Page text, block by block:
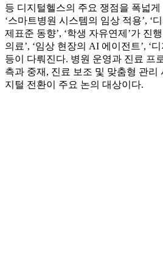
등 디지털헬스의 주요 쟁점을 폭넓
‘스마트병원 시스템의 임상 적용’, ‘
제표준 동향’, ‘학생 자유연제’가 진
의료’, ‘임상 현장의 AI 에이전트’, ‘
등이 다뤄진다. 병원 운영과 진료 프
측과 중재, 진료 보조 및 맞춤형 관리
지털 전환이 주요 논의 대상이다.